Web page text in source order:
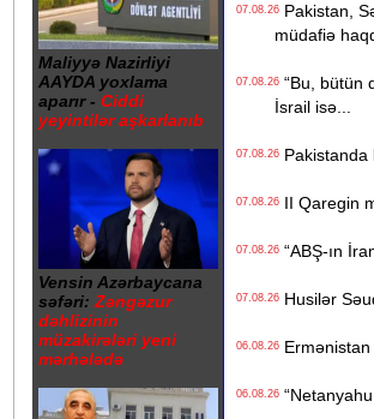
Maliyyə Nazirliyi
AAYDA yoxlama
aparır - Ciddi
yeyintilər aşkarlanıb
Vensin Azərbaycana
səfəri: Zəngəzur
dəhlizinin
müzakirələri yeni
mərhələdə
07.08.26Pakistan,
müdafiə
07.08.26“Bu, bütün
İsrail isə...
07.08.26Pakistanda
07.08.26II Qaregin
07.08.26“ABŞ-ın
07.08.26Husilər
06.08.26Ermənistan
06.08.26“Netanyahu